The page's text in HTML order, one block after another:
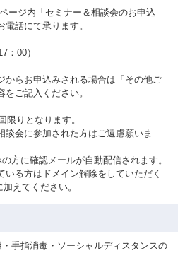
ージ内「セミナー＆相談会のお申込
話にて承ります。
：00）
らお申込みされる場合は「その他ご
ご記入ください。
限りとなります。
談会に参加された方はご遠慮願いま
方に確認メールが自動配信されます。
いる方はドメイン解除をしていただく
えてください。
手指消毒・ソーシャルディスタンスの